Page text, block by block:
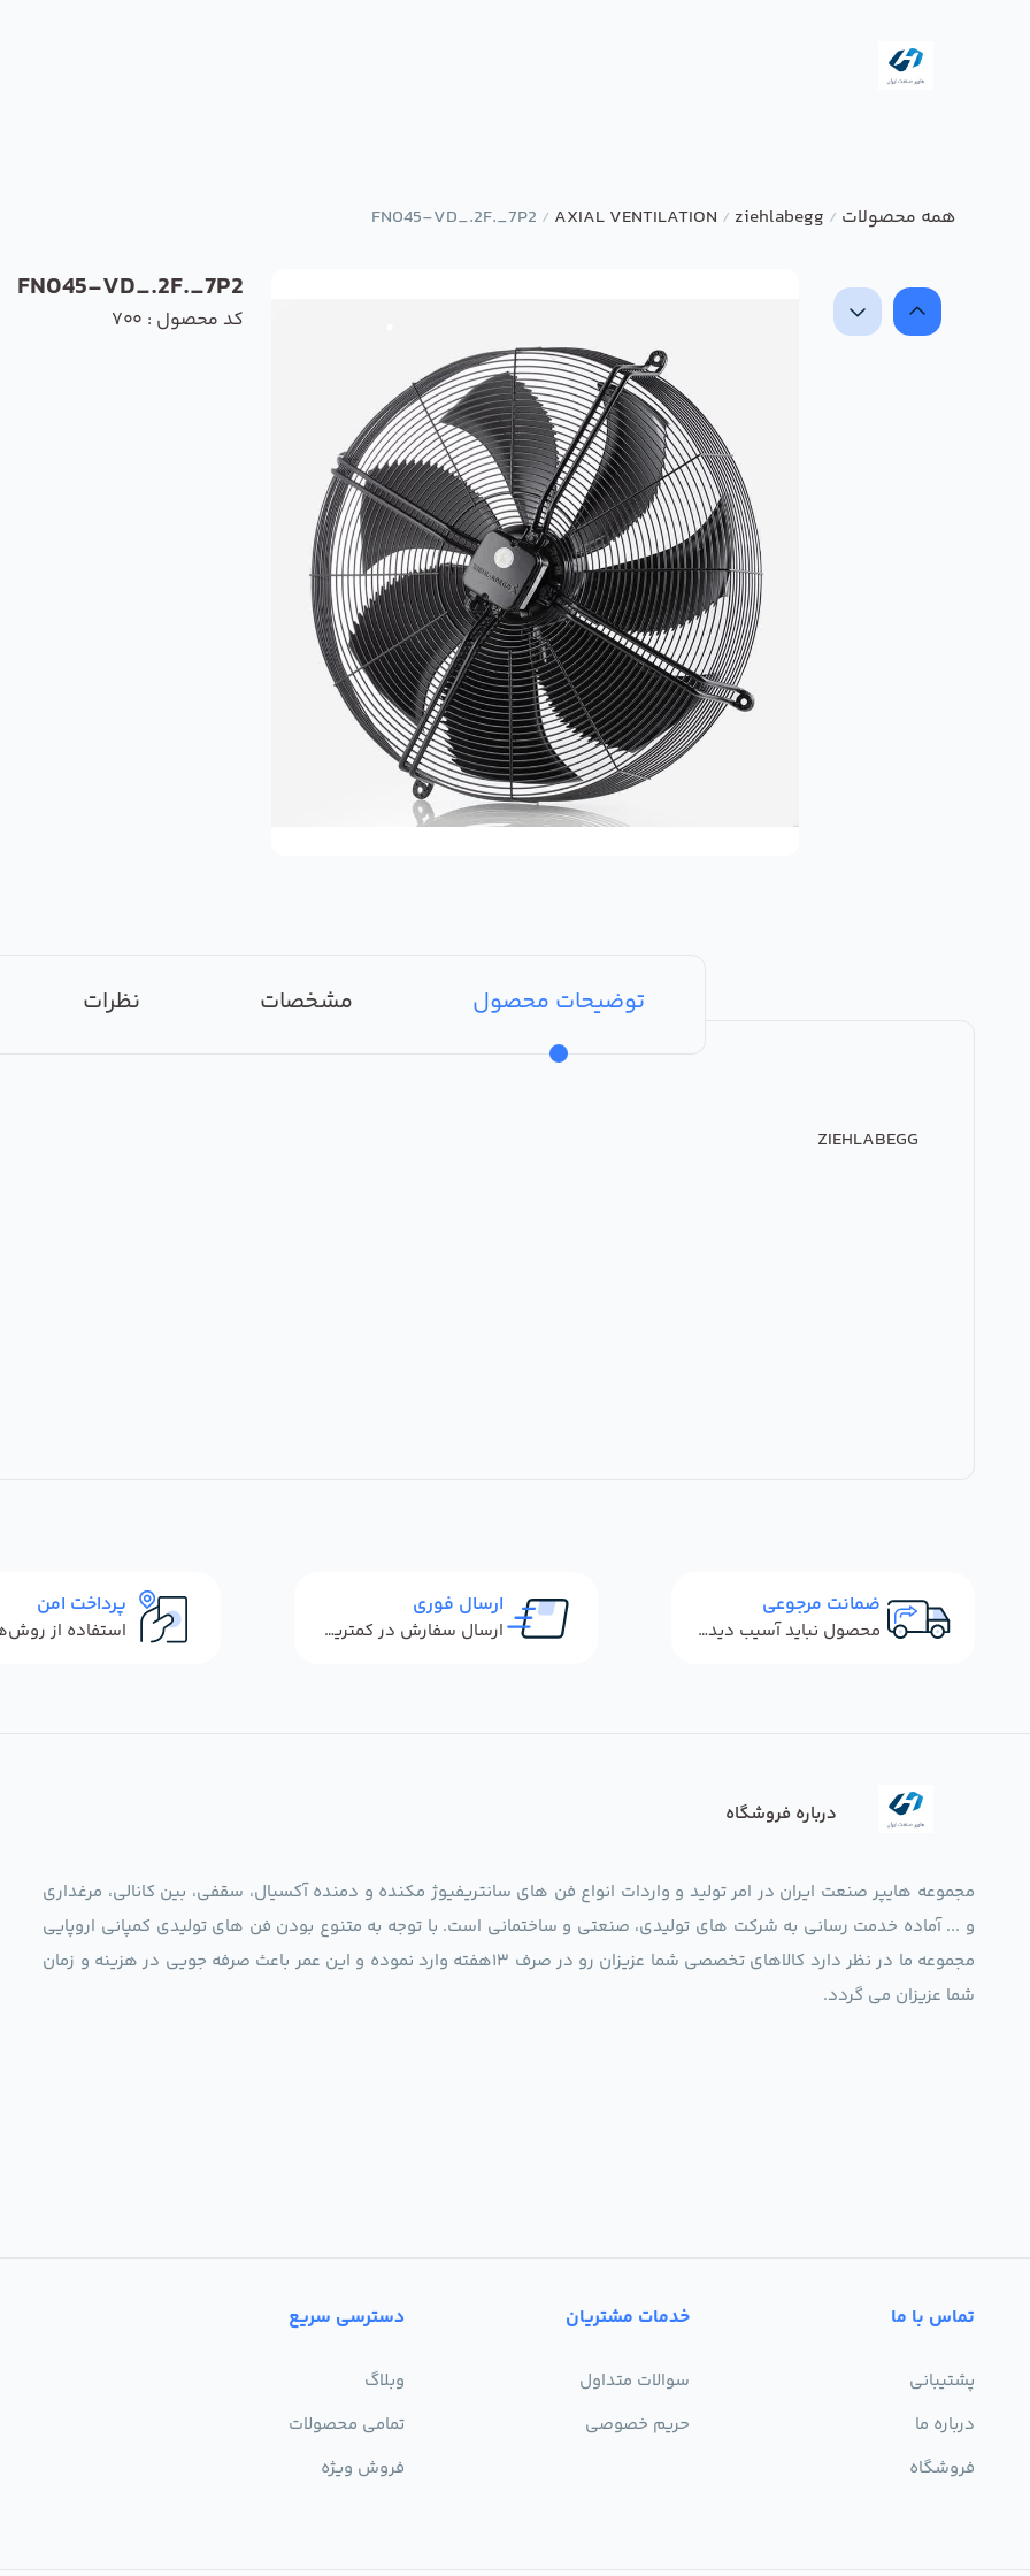
همه محصولات /
ziehlabegg
/
AXIAL VENTILATION
/
FN045-VD_.2F._7P2
FN045-VD_.2F._7P2
کد محصول : 700
توضیحات محصول مشخصات نظرات
ZIEHLABEGG
ضمانت مرجوعی
محصول نباید آسیب دیده باشد
ارسال فوری
ارسال سفارش در کمترین زمان ممکن
پرداخت امن
درباره فروشگاه
مجموعه هایپر صنعت ایران در امر تولید و واردات انواع فن های سانتریفیوژ مکنده و دمنده آکسیال، سقفی، بین کانالی، مرغداری
و ... آماده خدمت رسانی به شرکت های تولیدی، صنعتی و ساختمانی است. با توجه به متنوع بودن فن های تولیدی کمپانی اروپایی
مجموعه ما در نظر دارد کالاهای تخصصی شما عزیزان رو در صرف 13هفته وارد نموده و این عمر باعث صرفه جویی در هزینه و زمان
شما عزیزان می گردد.
تماس با ما
پشتیبانی
درباره ما
فروشگاه
خدمات مشتریان
سوالات متداول
حریم خصوصی
دسترسی سریع
وبلاگ
تمامی محصولات
فروش ویژه